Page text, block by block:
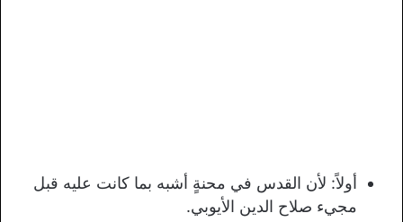
أولاً: لأن القدس في محنةٍ أشبه بما كانت عليه قبل
مجيء صلاح الدين الأيوبي.